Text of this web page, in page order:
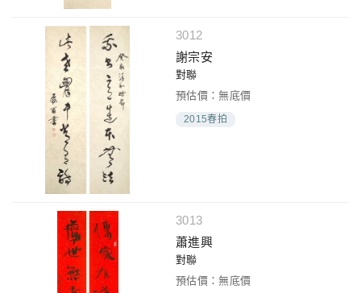
3012
謝宗安
對聯
預估價：無底價
2015春拍
3013
蕭進興
對聯
預估價：無底價